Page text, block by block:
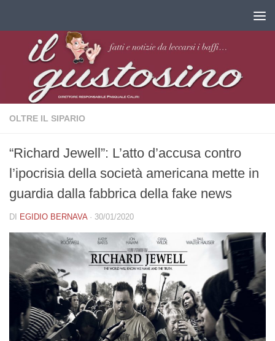
OLTRE IL SIPARIO
“Richard Jewell”: L’atto d’accusa contro
l’ipocrisia della società americana mette in
guardia dalla fabbrica della fake news
DI EGIDIO BERNAVA · 30/01/2020